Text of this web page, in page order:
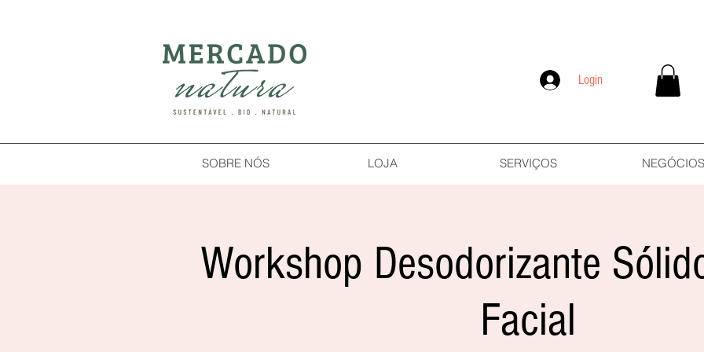
Login
SOBRE NÓS LOJA SERVIÇOS NEGÓCIOS
Workshop Desodorizante
Facial